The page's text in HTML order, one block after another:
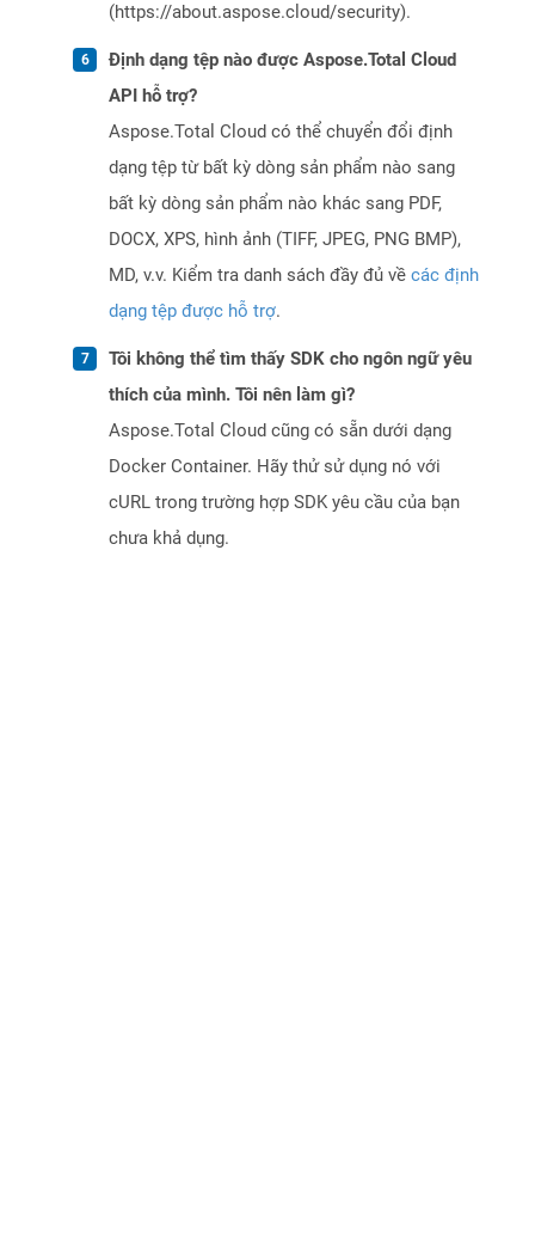
(https://about.aspose.cloud/security).
Định dạng tệp nào được Aspose.Total Cloud
API hỗ trợ?
Aspose.Total Cloud có thể chuyển đổi định
dạng tệp từ bất kỳ dòng sản phẩm nào sang
bất kỳ dòng sản phẩm nào khác sang PDF,
DOCX, XPS, hình ảnh (TIFF, JPEG, PNG BMP),
MD, v.v. Kiểm tra danh sách đầy đủ về các định
dạng tệp được hỗ trợ.
Tôi không thể tìm thấy SDK cho ngôn ngữ yêu
thích của mình. Tôi nên làm gì?
Aspose.Total Cloud cũng có sẵn dưới dạng
Docker Container. Hãy thử sử dụng nó với
cURL trong trường hợp SDK yêu cầu của bạn
chưa khả dụng.